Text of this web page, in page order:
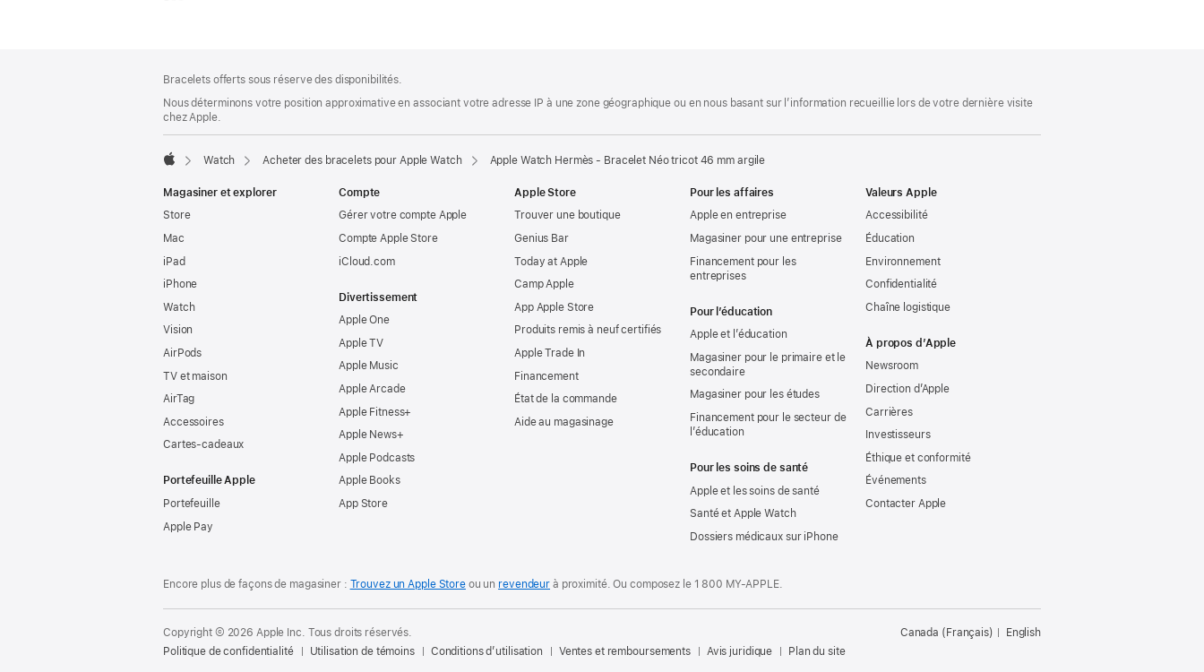
de
page
de
bas
de
page
Bracelets offerts sous réserve des disponibilités.
Nous déterminons votre position approximative en associant votre adresse IP à une zone géographique ou en nous basant sur l’information recueillie lors de votre dernière visite
chez Apple.
Watch Acheter des bracelets pour Apple Watch Apple Watch Hermès - Bracelet Néo tricot 46 mm argile
Magasiner et explorer
Store
Mac
iPad
iPhone
Watch
Vision
AirPods
TV et maison
AirTag
Accessoires
Cartes-cadeaux
Portefeuille Apple
Portefeuille
Apple Pay
Compte
Gérer votre compte Apple
Compte Apple Store
iCloud.com
Divertissement
Apple One
Apple TV
Apple Music
Apple Arcade
Apple Fitness+
Apple News+
Apple Podcasts
Apple Books
App Store
Apple Store
Trouver une boutique
Genius Bar
Today at Apple
Camp Apple
App Apple Store
Produits remis à neuf certifiés
Apple Trade In
Financement
État de la commande
Aide au magasinage
Pour les affaires
Apple en entreprise
Magasiner pour une entreprise
Financement pour les
entreprises
Pour l’éducation
Apple et l’éducation
Magasiner pour le primaire et le
secondaire
Magasiner pour les études
Financement pour le secteur de
l’éducation
Pour les soins de santé
Apple et les soins de santé
Santé et Apple Watch
Dossiers médicaux sur iPhone
Valeurs Apple
Accessibilité
Éducation
Environnement
Confidentialité
Chaîne logistique
À propos d’Apple
Newsroom
Direction d’Apple
Carrières
Investisseurs
Éthique et conformité
Événements
Contacter Apple
Encore plus de façons de magasiner : Trouvez un Apple Storeou un revendeur à proximité. Ou composez le 1 800 MY‑APPLE.
Copyright © 2026 Apple Inc. Tous droits réservés.
Politique de confidentialité
Utilisation de témoins Conditions d’utilisation Ventes et remboursements Avis juridique Plan du site
Canada (Français) English